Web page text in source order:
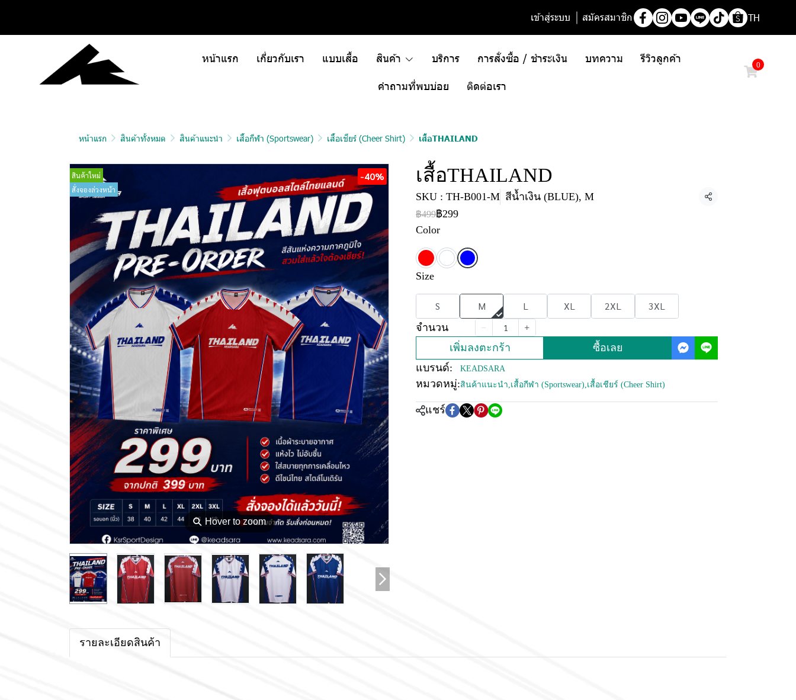
เข้าสู่ระบบ สมัครสมาชิก TH
หน้าแรก เกี่ยวกับเรา แบบเสื้อ สินค้า บริการ การสั่งซื้อ / ชำระเงิน บทความ รีวิวลูกค้า
คำถามที่พบบ่อย ติดต่อเรา
0
หน้าแรก สินค้าทั้งหมด สินค้าแนะนำ เสื้อกีฬา (Sportswear) เสื้อเชียร์ (Cheer Shirt) เสื้อTHAILAND
⚲ Hover to zoom
สินค้าใหม่
สั่งจองล่วงหน้า
-40% เสื้อTHAILAND
SKU : TH-B001-M สีน้ำเงิน (BLUE), M แชร์
฿499฿299
Color
Size
S M L XL 2XL 3XL
จำนวน
เพิ่มลงตะกร้า
ซื้อเลย
แบรนด์:
KEADSARA
หมวดหมู่:สินค้าแนะนำ,เสื้อกีฬา (Sportswear),เสื้อเชียร์ (Cheer Shirt)
แชร์
รายละเอียดสินค้า